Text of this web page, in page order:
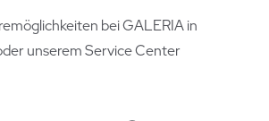
bei GALERIA in
unserem Service Center